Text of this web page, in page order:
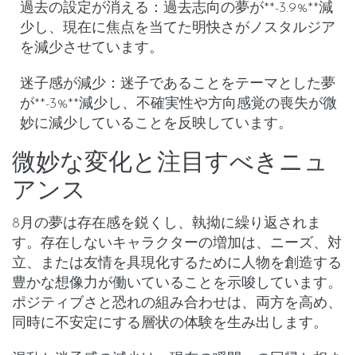
過去の設定が消える ： 過去志向の夢が**-3.9%**減
少し、現在に焦点を当てた明快さがノスタルジア
を減少させています。
迷子感が減少 ： 迷子であること をテーマとした夢
が**-3%**減少し、不確実性や方向感覚の喪失が微
妙に減少していることを反映しています。
微妙な変化と注目すべきニュ
アンス
8月の夢は存在感を鋭くし、執拗に繰り返されま
す。 存在しないキャラクターの増加は、ニーズ、対
立、または友情を具現化するために人物を創造する
豊かな想像力が働いていることを示唆しています。
ポジティブさ と 恐れの組み合わせは、両方を高め、
同時に不安定にする層状の体験を生み出します。